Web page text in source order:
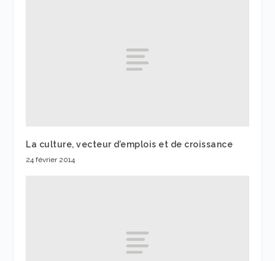
La culture, vecteur d’emplois et de croissance
24 février 2014